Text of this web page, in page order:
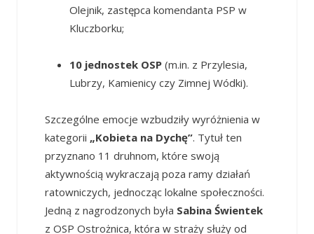
Olejnik, zastępca komendanta PSP w
Kluczborku;
10 jednostek OSP(m.in. z Przylesia,
Lubrzy, Kamienicy czy Zimnej Wódki).
Szczególne emocje wzbudziły wyróżnienia w
kategorii „Kobieta na Dychę”. Tytuł ten
przyznano 11 druhnom, które swoją
aktywnością wykraczają poza ramy działań
ratowniczych, jednocząc lokalne społeczności.
Jedną z nagrodzonych była Sabina Świentek
z OSP Ostrożnica, która w straży służy od